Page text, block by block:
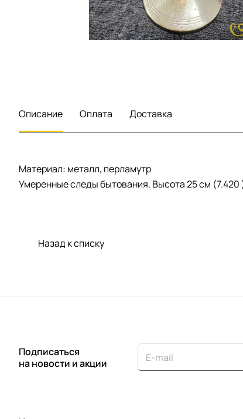
Описание Оплата Доставка
Материал: металл, перламутр
Умеренные следы бытования. Высота 25 см (7.420
Назад к списку
Подписаться
на новости и акции